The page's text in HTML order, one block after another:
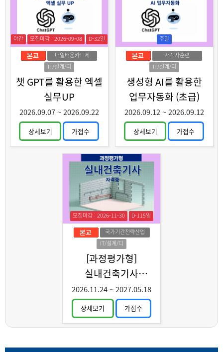
야간 모집마감 : 2026-09-08
D-32일
내일배움카드제
IT/설계/디
자인
챗 GPT를 활용한 엑셀
실무UP
2026.09.07~2026.09.22
상세보기 가접수
주말
재직자훈련
IT/설계/디
자인
생성형 AI를 활용한
업무자동화 (초급)
2026.09.12~2026.09.12
상세보기 가접수
모집마감 : 2026-11-30
D-115일
국가기간전략산업
IT/설계/디
자인
[과정평가형]
실내건축기사
취득과정 C
2026.11.24~2027.05.18
상세보기 가접수